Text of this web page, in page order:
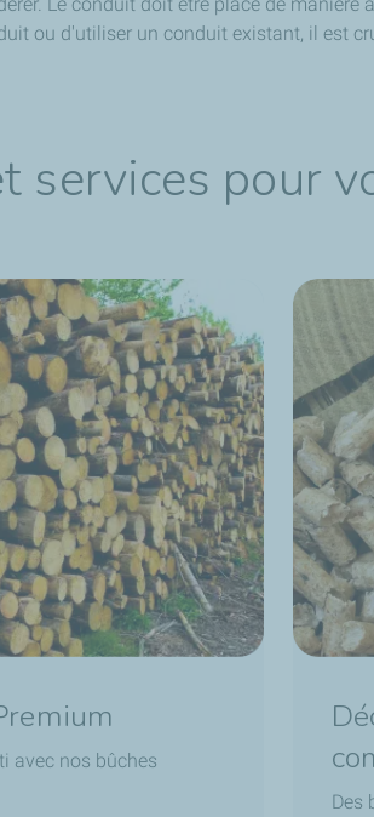
Le conduit doit être placé de manière
ou d'utiliser un conduit existant, il est
services pour
avec nos bûches
Des